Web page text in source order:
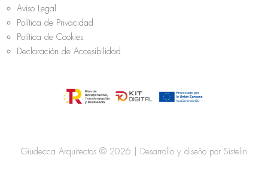
Aviso Legal
Política de Privacidad
Política de Cookies
Declaración de Accesibilidad
Giudecca Arquitectos © 2026 | Desarrollo y diseño por Sistelin